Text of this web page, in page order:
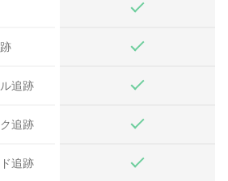
追跡
追跡
追跡